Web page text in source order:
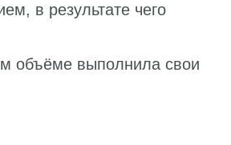
в результате чего
объёме выполнила свои